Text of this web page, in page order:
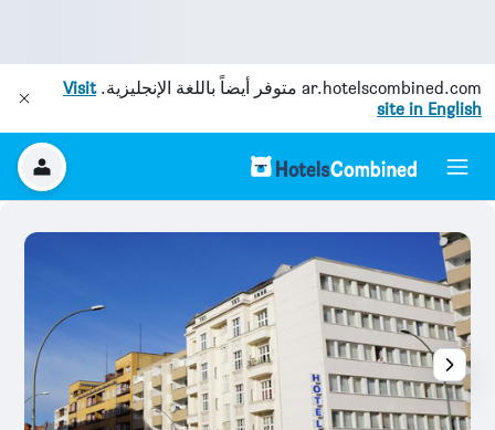
ar.hotelscombined.com متوفر أيضاً باللغة الإنجليزية.Visit
site in English